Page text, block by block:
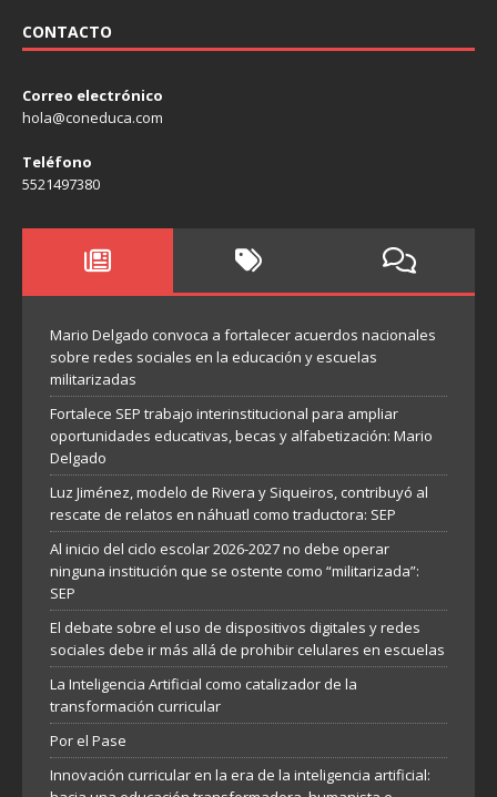
CONTACTO
Correo electrónico
hola@coneduca.com
Teléfono
5521497380
Mario Delgado convoca a fortalecer acuerdos nacionales
sobre redes sociales en la educación y escuelas
militarizadas
Fortalece SEP trabajo interinstitucional para ampliar
oportunidades educativas, becas y alfabetización: Mario
Delgado
Luz Jiménez, modelo de Rivera y Siqueiros, contribuyó al
rescate de relatos en náhuatl como traductora: SEP
Al inicio del ciclo escolar 2026-2027 no debe operar
ninguna institución que se ostente como “militarizada”:
SEP
El debate sobre el uso de dispositivos digitales y redes
sociales debe ir más allá de prohibir celulares en escuelas
La Inteligencia Artificial como catalizador de la
transformación curricular
Por el Pase
Innovación curricular en la era de la inteligencia artificial: